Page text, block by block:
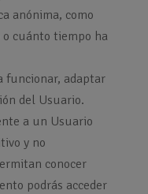
anónima, como
cuánto tiempo ha
funcionar, adaptar
del Usuario.
a un Usuario
y no
conocer
podrás acceder